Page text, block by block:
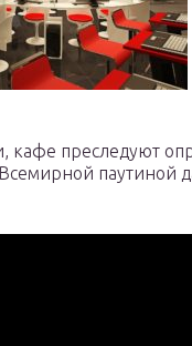
кафе преследуют
паутиной